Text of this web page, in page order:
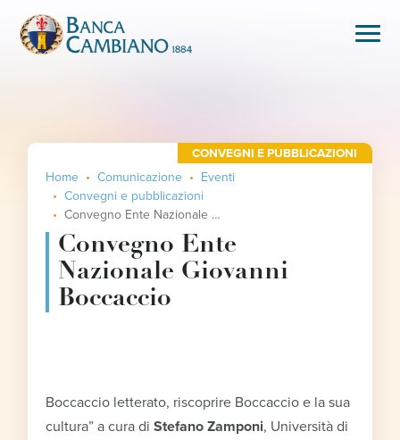
Home Comunicazione
Eventi
Convegni e pubblicazioni
Convegno Ente Nazionale Giovanni Boccaccio
Convegno Ente
Nazionale Giovanni
Boccaccio
CONVEGNI E PUBBLICAZIONI
Boccaccio letterato, riscoprire Boccaccio e la sua
cultura” a cura diStefano Zamponi, Università di